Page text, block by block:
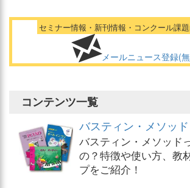
セミナー情報・新刊情報・コンクール課
メールニュース登録(
コンテンツ一覧
バスティン・メソッ
バスティン・メソッド
の？特徴や使い方、教
プをご紹介！